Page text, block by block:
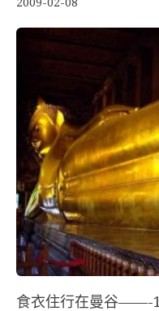
食衣住行在曼谷——-1